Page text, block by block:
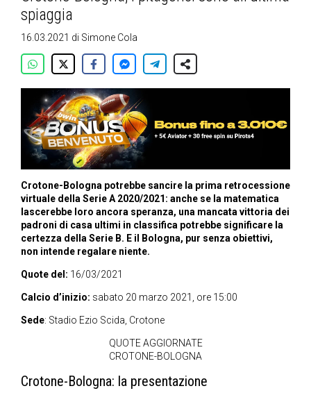
spiaggia
16.03.2021 di Simone Cola
Crotone-Bologna potrebbe sancire la prima retrocessione
virtuale della Serie A 2020/2021: anche se la matematica
lascerebbe loro ancora speranza, una mancata vittoria dei
padroni di casa ultimi in classifica potrebbe significare la
certezza della Serie B. E il Bologna, pur senza obiettivi,
non intende regalare niente.
Quote del: 16/03/2021
Calcio d’inizio: sabato 20 marzo 2021, ore 15:00
Sede: Stadio Ezio Scida, Crotone
QUOTE AGGIORNATE
CROTONE-BOLOGNA
Crotone-Bologna: la presentazione